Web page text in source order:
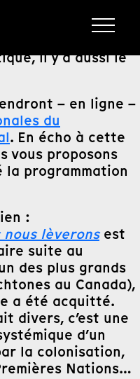
il y a aussi le
– en ligne –
du
. En écho à cette
vous proposons
programmation
:
lèveronsest
suite au
des plus grands
au Canada),
a été acquitté.
divers, c’est une
d’un
la colonisation,
Nations…